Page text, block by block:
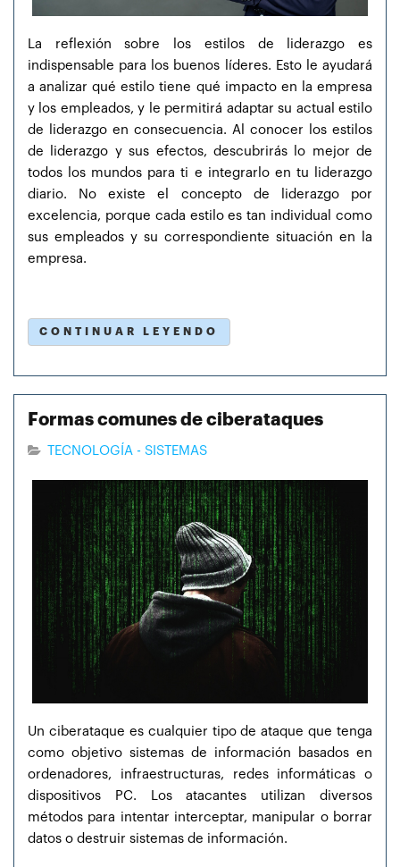
La reflexión sobre los estilos de liderazgo es
indispensable para los buenos líderes. Esto le ayudará
a analizar qué estilo tiene qué impacto en la empresa
y los empleados, y le permitirá adaptar su actual estilo
de liderazgo en consecuencia. Al conocer los estilos
de liderazgo y sus efectos, descubrirás lo mejor de
todos los mundos para ti e integrarlo en tu liderazgo
diario. No existe el concepto de liderazgo por
excelencia, porque cada estilo es tan individual como
sus empleados y su correspondiente situación en la
empresa.
CONTINUAR LEYENDO
Formas comunes de ciberataques
TECNOLOGÍA - SISTEMAS
Un ciberataque es cualquier tipo de ataque que tenga
como objetivo sistemas de información basados en
ordenadores, infraestructuras, redes informáticas o
dispositivos PC. Los atacantes utilizan diversos
métodos para intentar interceptar, manipular o borrar
datos o destruir sistemas de información.